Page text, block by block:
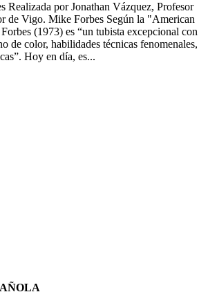
Realizada por Jonathan Vázquez, Profesor
de Vigo. Mike Forbes Según la "American
(1973) es “un tubista excepcional con
de color, habilidades técnicas fenomenales,
Hoy en día, es...